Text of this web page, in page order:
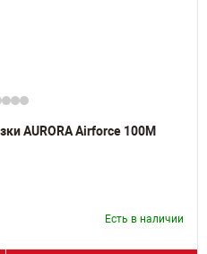
AURORA Airforce 100M
Есть в наличии